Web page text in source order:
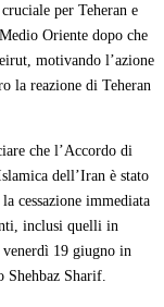
per Teheran e
Oriente dopo che
motivando l’azione
la reazione di Teheran
che l’Accordo di
dell’Iran è stato
cessazione immediata
inclusi quelli in
19 giugno in
Shehbaz Sharif.